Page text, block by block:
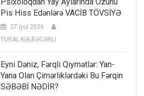
Pis Hiss Edənlərə VACİB TÖVSİYƏ
27 İyul 2026
TURAL KƏLBƏCƏRLİ
Eyni Dəniz, Fərqli Qiymətlər: Yan-
Yana Olan Çimərliklərdəki Bu Fərqin
SƏBƏBİ NƏDİR?